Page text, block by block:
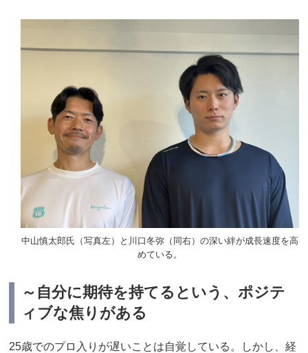
中山慎太郎氏（写真左）と川口冬弥（同右）の深い絆が成長速度を高
めている。
～自分に期待を持てるという、ポジテ
ィブな焦りがある
25歳でのプロ入りが遅いことは自覚している。しかし、経